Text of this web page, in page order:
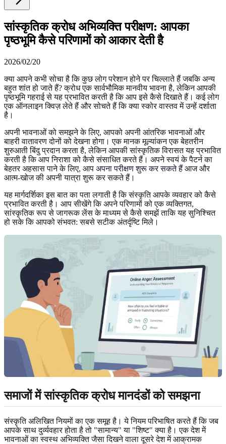
सांस्कृतिक क्रोध अभिव्यक्ति परीक्षण: आपका
पृष्ठभूमि कैसे परिणामों को आकार देती है
2026/02/20
क्या आपने कभी सोचा है कि कुछ लोग परेशान होने पर चिल्लाते हैं जबकि अन्य
बहुत शांत हो जाते हैं? क्रोध एक सार्वभौमिक मानवीय भावना है, लेकिन आपकी
पृष्ठभूमि गहराई से यह प्रभावित करती है कि आप इसे कैसे दिखाते हैं। कई लोग
एक ऑनलाइन क्विज़ लेते हैं और सोचते हैं कि क्या स्कोर वास्तव में उन्हें दर्शाता
है।
अपनी भावनाओं को समझने के लिए, आपको अपनी आंतरिक भावनाओं और
बाहरी वातावरण दोनों को देखना होगा। एक मानक मूल्यांकन एक बेहतरीन
शुरुआती बिंदु प्रदान करता है, लेकिन आपकी सांस्कृतिक विरासत यह प्रभावित
करती है कि आप निराशा को कैसे संसाधित करते हैं। अपने स्वयं के पैटर्न का
बेहतर अहसास पाने के लिए, आप अपना परीक्षण शुरू कर सकते हैं आज और
आत्म-खोज की अपनी यात्रा शुरू कर सकते हैं।
यह मार्गदर्शिका इस बात का पता लगाती है कि संस्कृति आपके व्यवहार को कैसे
प्रभावित करती है। आप सीखेंगे कि अपने परिणामों को एक व्यक्तिगत,
सांस्कृतिक रूप से जागरूक लेंस के माध्यम से कैसे समझें ताकि यह सुनिश्चित
हो सके कि आपको संभवत: सबसे सटीक अंतर्दृष्टि मिले।
समाजों में सांस्कृतिक क्रोध मानदंडों को समझना
संस्कृति अलिखित नियमों का एक समूह है। ये नियम परिभाषित करते हैं कि जब
आपके साथ दुर्व्यवहार होता है तो "सामान्य" या "शिष्ट" क्या है। एक देश में
भावनाओं का स्वस्थ अभिव्यक्ति जैसा दिखने वाला दूसरे देश में आक्रामक